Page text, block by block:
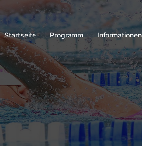
Startseite Programm Informationen